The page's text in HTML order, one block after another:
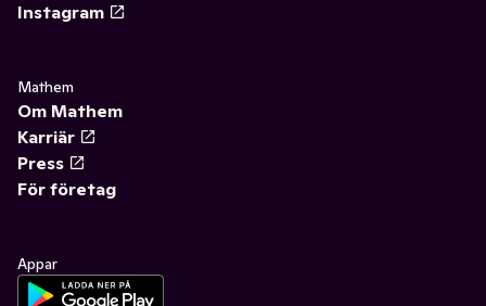
Instagram
Mathem
Om Mathem
Karriär
Press
För företag
Appar